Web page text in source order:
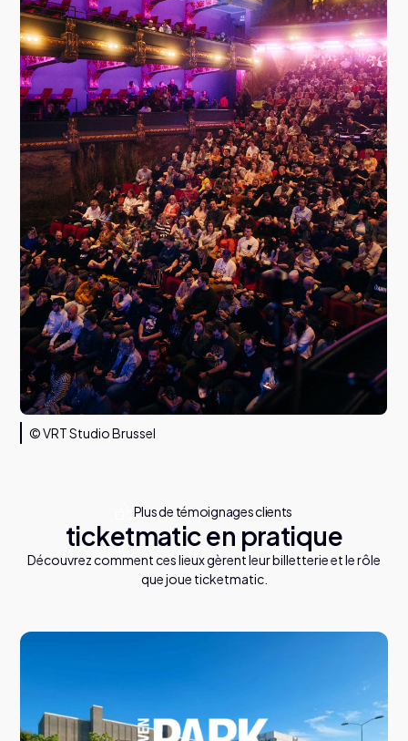
© VRT Studio Brussel
Plus de témoignages clients
ticketmatic en pratique
Découvrez comment ces lieux gèrent leur billetterie et le rôle
que joue ticketmatic.